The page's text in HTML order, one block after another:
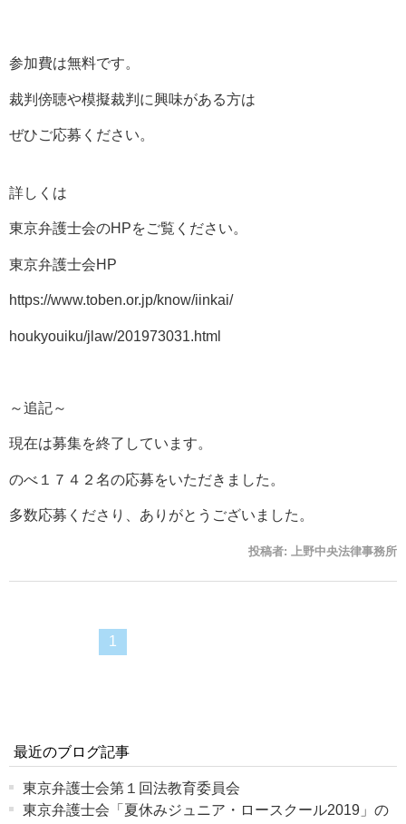
参加費は無料です。
裁判傍聴や模擬裁判に興味がある方は
ぜひご応募ください。
詳しくは
東京弁護士会のHPをご覧ください。
東京弁護士会HP
https://www.toben.or.jp/know/iinkai/
houkyouiku/jlaw/201973031.html
～追記～
現在は募集を終了しています。
のべ１７４２名の応募をいただきました。
多数応募くださり、ありがとうございました。
投稿者: 上野中央法律事務所
1
最近のブログ記事
東京弁護士会第１回法教育委員会
東京弁護士会「夏休みジュニア・ロースクール2019」の